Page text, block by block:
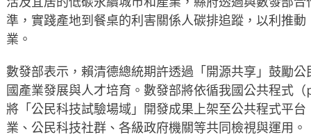
準，實踐產地到餐桌的利害關係人碳排追蹤，以利推
業。
數發部表示，賴清德總統期許透過「開源共享」鼓勵
國產業發展與人才培育。數發部將依循我國公共程式
將「公民科技試驗場域」開發成果上架至公共程式平台
業、公民科技社群、各級政府機關等共同檢視與運用。